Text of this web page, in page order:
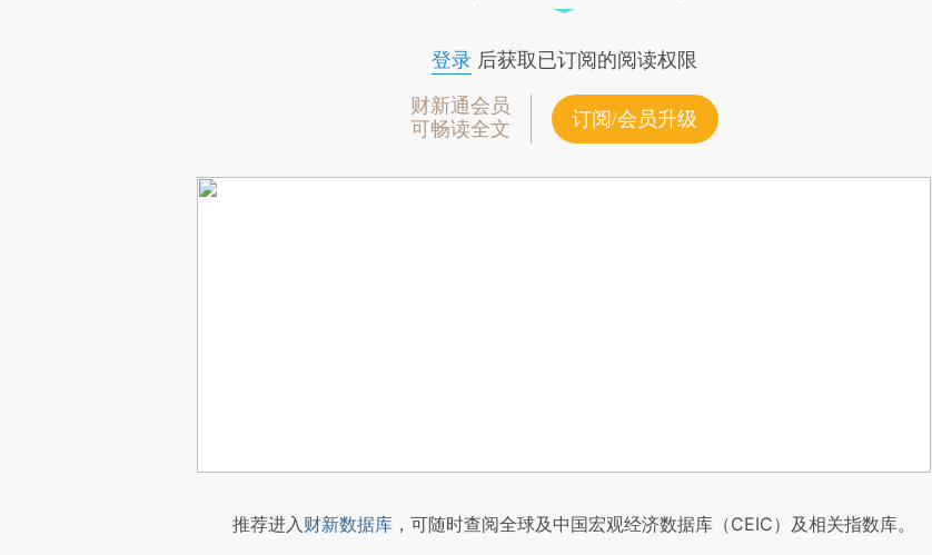
登录后获取已订阅的阅读权限
财新通会员
可畅读全文
订阅/会员升级
推荐进入财新数据库 ，可随时查阅全球及中国宏观经济数据库（CEIC）及相关指数库。